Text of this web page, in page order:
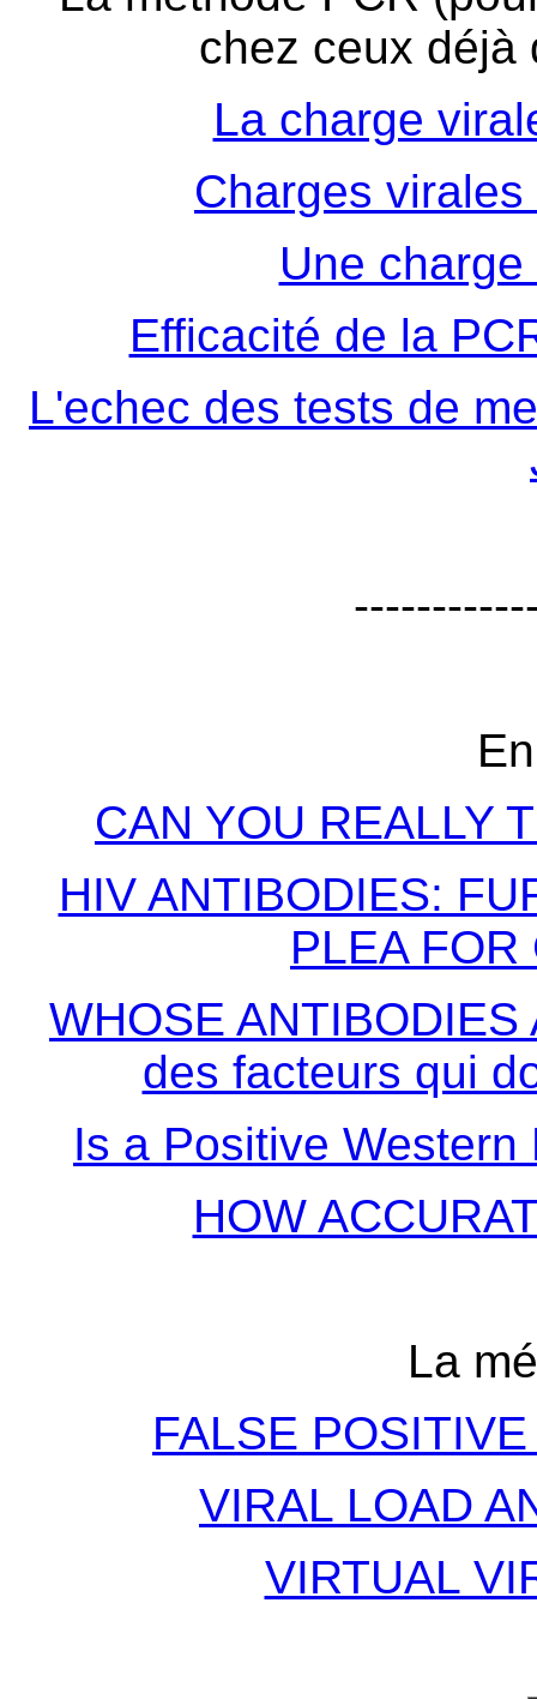
chez ceux déjà
La charge
Charges
Une
Efficacité de la
L'echec des tests de
CAN YOU REALLY
HIV ANTIBODIES:
PLEA FOR
WHOSE
des facteurs qui
Is a Positive
HOW
La
FALSE
VIRAL LOAD
VIRTUAL